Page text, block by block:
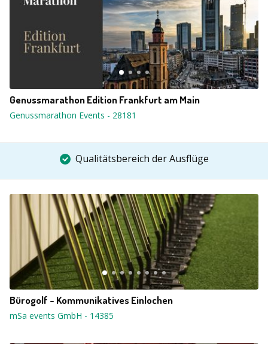
Genussmarathon Edition Frankfurt am Main
Genussmarathon Events - 28181
Qualitätsbereich der Ausflüge
Bürogolf - Kommunikatives Einlochen
mSa events GmbH - 14385